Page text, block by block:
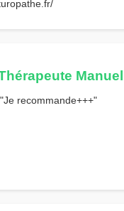
recommande+++"